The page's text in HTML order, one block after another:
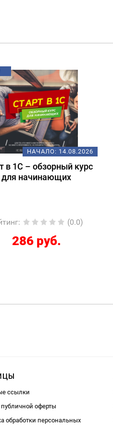
НАЧАЛО:18.08.2026
к экзамену
консультант
: (0.0)
12267 руб.
ссылки
публичной оферты
обработки персональных